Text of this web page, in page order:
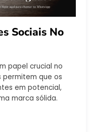
Sociais No
papel crucial no
permitem que os
em potencial,
marca sólida.